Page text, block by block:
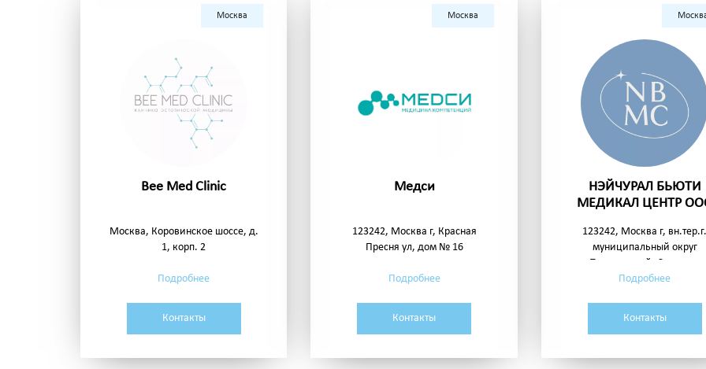
Москва
Bee Med Clinic
Москва, Коровинское шоссе, д.
1, корп. 2
Подробнее
Контакты
Москва
Медси
123242, Москва г, Красная
Пресня ул, дом № 16
Подробнее
Контакты
НЭЙЧУРАЛ БЬЮТИ
МЕДИКАЛ ЦЕНТР
123242, Москва г, вн.тер.г.
муниципальный округ
Пресненский, Садовая-
Кудринская ул, дом № 7,
Подробнее
Контакты